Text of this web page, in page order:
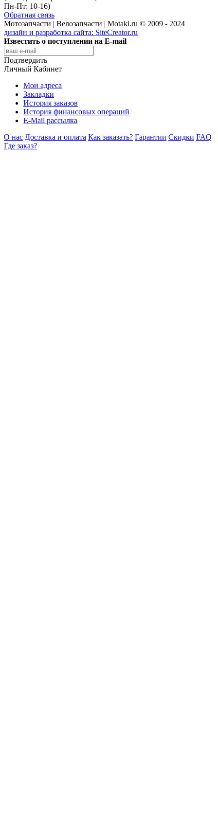
Пн-Пт: 10-16)
Обратная связь
Мотозапчасти | Велозапчасти | Motaki.ru © 2009 - 2024
дизайн и разработка сайта: SiteCreator.ru
Известить о поступлении на E-mail
Подтвердить
Личный Кабинет
Мои адреса
Закладки
История заказов
История финансовых операций
E-Mail рассылка
О нас Доставка и оплата Как заказать? Гарантии Скидки FAQ
Где заказ?